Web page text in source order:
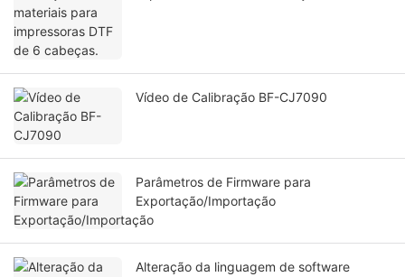
Vídeo de Calibração BF-CJ7090
Parâmetros de Firmware para
Exportação/Importação
Alteração da linguagem de software